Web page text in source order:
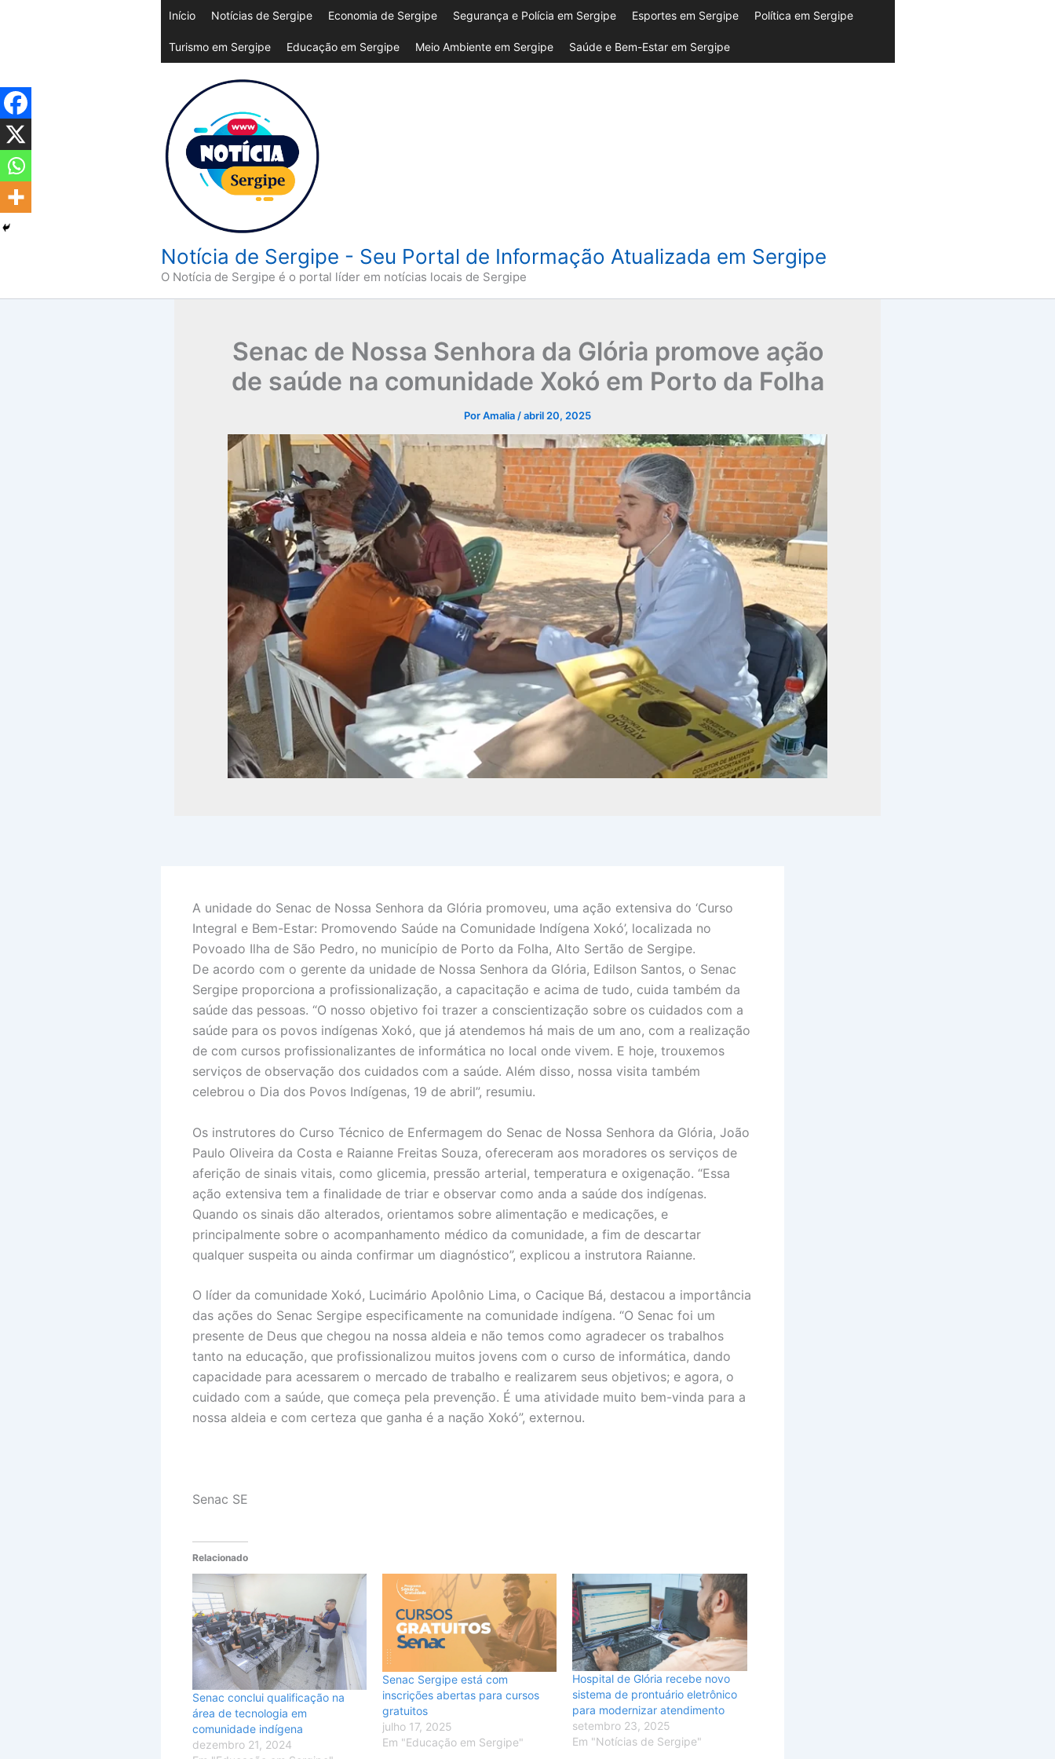
Início Notícias de Sergipe Economia de Sergipe Segurança e Polícia em Sergipe Esportes em Sergipe Política em Sergipe
Turismo em Sergipe Educação em Sergipe Meio Ambiente em Sergipe Saúde e Bem-Estar em Sergipe
Notícia de Sergipe - Seu Portal de Informação Atualizada em Sergipe
O Notícia de Sergipe é o portal líder em notícias locais de Sergipe
Senac de Nossa Senhora da Glória promove ação
de saúde na comunidade Xokó em Porto da Folha
PorAmalia /abril 20, 2025
A unidade do Senac de Nossa Senhora da Glória promoveu, uma ação extensiva do ‘Curso
Integral e Bem-Estar: Promovendo Saúde na Comunidade Indígena Xokó’, localizada no
Povoado Ilha de São Pedro, no município de Porto da Folha, Alto Sertão de Sergipe.
De acordo com o gerente da unidade de Nossa Senhora da Glória, Edilson Santos, o Senac
Sergipe proporciona a profissionalização, a capacitação e acima de tudo, cuida também da
saúde das pessoas. “O nosso objetivo foi trazer a conscientização sobre os cuidados com a
saúde para os povos indígenas Xokó, que já atendemos há mais de um ano, com a realização
de com cursos profissionalizantes de informática no local onde vivem. E hoje, trouxemos
serviços de observação dos cuidados com a saúde. Além disso, nossa visita também
celebrou o Dia dos Povos Indígenas, 19 de abril”, resumiu.
Os instrutores do Curso Técnico de Enfermagem do Senac de Nossa Senhora da Glória, João
Paulo Oliveira da Costa e Raianne Freitas Souza, ofereceram aos moradores os serviços de
aferição de sinais vitais, como glicemia, pressão arterial, temperatura e oxigenação. “Essa
ação extensiva tem a finalidade de triar e observar como anda a saúde dos indígenas.
Quando os sinais dão alterados, orientamos sobre alimentação e medicações, e
principalmente sobre o acompanhamento médico da comunidade, a fim de descartar
qualquer suspeita ou ainda confirmar um diagnóstico”, explicou a instrutora Raianne.
O líder da comunidade Xokó, Lucimário Apolônio Lima, o Cacique Bá, destacou a importância
das ações do Senac Sergipe especificamente na comunidade indígena. “O Senac foi um
presente de Deus que chegou na nossa aldeia e não temos como agradecer os trabalhos
tanto na educação, que profissionalizou muitos jovens com o curso de informática, dando
capacidade para acessarem o mercado de trabalho e realizarem seus objetivos; e agora, o
cuidado com a saúde, que começa pela prevenção. É uma atividade muito bem-vinda para a
nossa aldeia e com certeza que ganha é a nação Xokó”, externou.
Senac SE
Relacionado
Senac conclui qualificação na
área de tecnologia em
comunidade indígena
dezembro 21, 2024
Senac Sergipe está com
inscrições abertas para cursos
gratuitos
julho 17, 2025
Em "Educação em Sergipe"
Hospital de Glória recebe novo
sistema de prontuário eletrônico
para modernizar atendimento
setembro 23, 2025
Em "Notícias de Sergipe"